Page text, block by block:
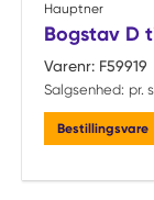
Hauptner
Bogstav D
Varenr: F59919
Salgsenhed: pr.
Bestillingsvare